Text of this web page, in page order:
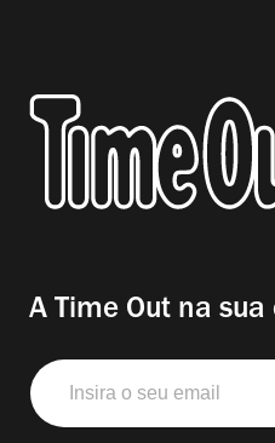
A Time Out na
Insira
o
seu